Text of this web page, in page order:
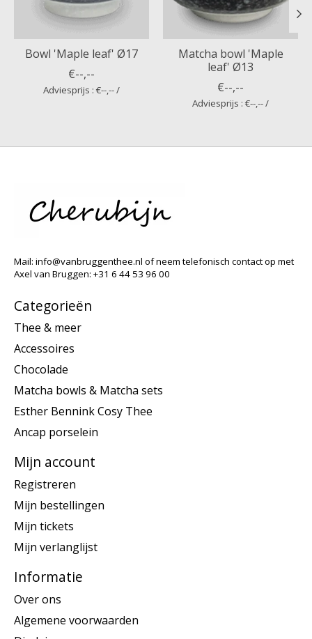
Bowl 'Maple leaf' Ø17
€--,--
Adviesprijs : €--,-- /
Matcha bowl 'Maple
leaf' Ø13
€--,--
Adviesprijs : €--,-- /
Mail: info@vanbruggenthee.nl of neem telefonisch contact op met
Axel van Bruggen: +31 6 44 53 96 00
Categorieën
Thee & meer
Accessoires
Chocolade
Matcha bowls & Matcha sets
Esther Bennink Cosy Thee
Ancap porselein
Mijn account
Registreren
Mijn bestellingen
Mijn tickets
Mijn verlanglijst
Informatie
Over ons
Algemene voorwaarden